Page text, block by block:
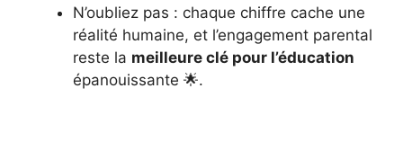
N’oubliez pas : chaque chiffre cache une
réalité humaine, et l’engagement parental
reste la meilleure clé pour l’éducation
épanouissante 🌟.